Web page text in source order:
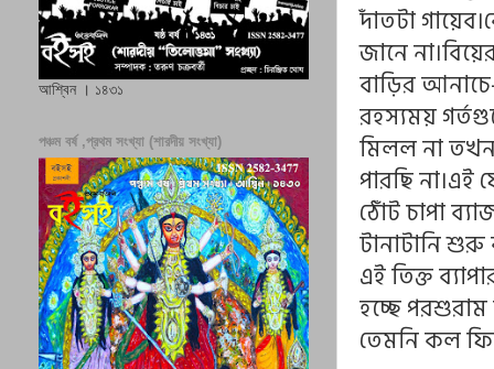
দাঁতটা
জানে
বাড়ির
রহস্যময়
মিলল না
পারছি
ঠোঁট চাপা
টানাটানি শুরু
এই তিক্ত
হচ্ছে
তেমনি কল
আশ্বিন । ১৪৩১
পঞ্চম বর্ষ ,প্রথম সংখ্যা (শারদীয় সংখ্যা)